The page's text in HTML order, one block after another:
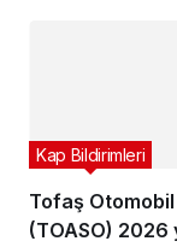
Tofaş Otomobil
(TOASO) 2026
Kap Bildirimleri